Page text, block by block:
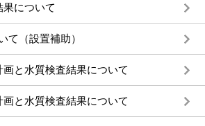
について
て（設置補助）
と水質検査結果について
と水質検査結果について